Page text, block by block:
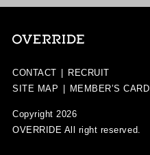
CONTACT
RECRUIT
SITE MAP
MEMBER’S CARD
Copyright 2026
OVERRIDE All right reserved.